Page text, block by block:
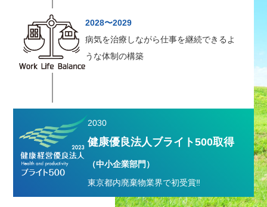
2028〜2029
病気を治療しながら仕事を継続できるよ
うな体制の構築
2030
健康優良法人ブライト500取得
（中小企業部門）
東京都内廃棄物業界で初受賞‼︎